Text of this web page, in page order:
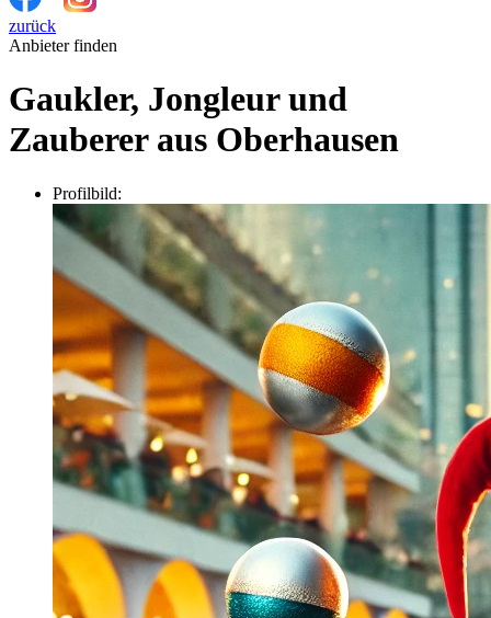
zurück
Anbieter finden
Gaukler, Jongleur und
Zauberer aus Oberhausen
Profilbild: